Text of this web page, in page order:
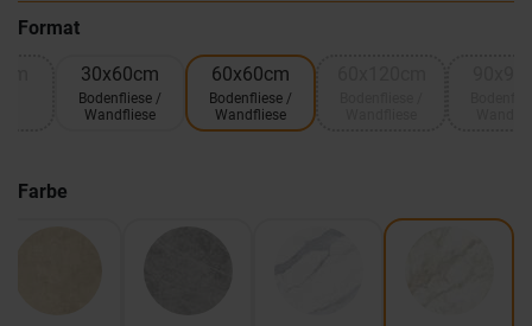
Format
30x60cm
Bodenfliese /
Wandfliese
60x60cm
Bodenfliese /
Wandfliese
Farbe